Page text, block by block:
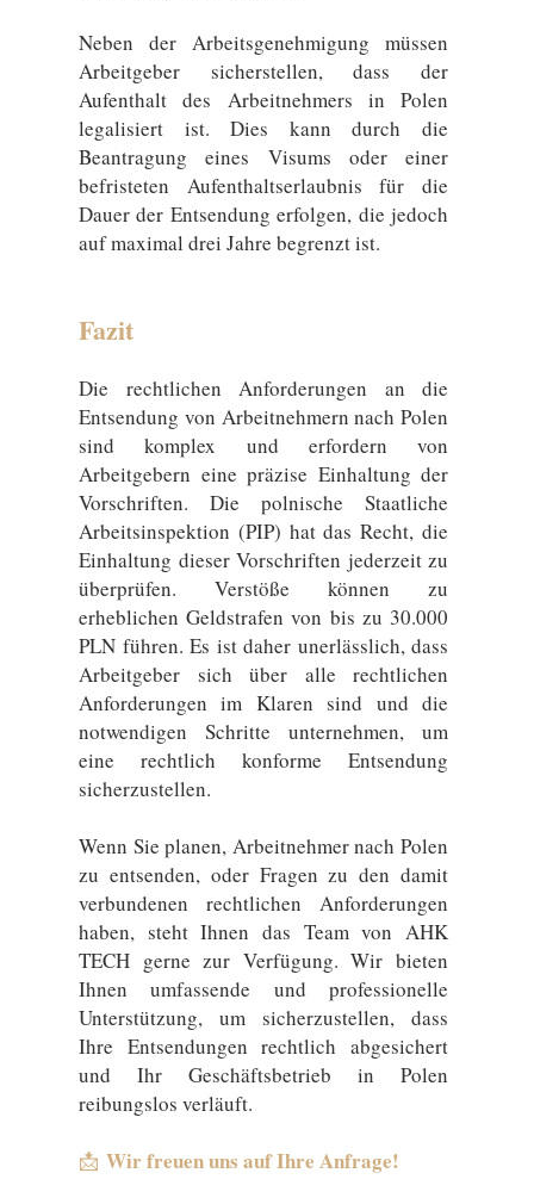
Neben der Arbeitsgenehmigung müssen
Arbeitgeber sicherstellen, dass der
Aufenthalt des Arbeitnehmers in Polen
legalisiert ist. Dies kann durch die
Beantragung eines Visums oder einer
befristeten Aufenthaltserlaubnis für die
Dauer der Entsendung erfolgen, die jedoch
auf maximal drei Jahre begrenzt ist.
Fazit
Die rechtlichen Anforderungen an die
Entsendung von Arbeitnehmern nach Polen
sind komplex und erfordern von
Arbeitgebern eine präzise Einhaltung der
Vorschriften. Die polnische Staatliche
Arbeitsinspektion (PIP) hat das Recht, die
Einhaltung dieser Vorschriften jederzeit zu
überprüfen. Verstöße können zu
erheblichen Geldstrafen von bis zu 30.000
PLN führen. Es ist daher unerlässlich, dass
Arbeitgeber sich über alle rechtlichen
Anforderungen im Klaren sind und die
notwendigen Schritte unternehmen, um
eine rechtlich konforme Entsendung
sicherzustellen.
Wenn Sie planen, Arbeitnehmer nach Polen
zu entsenden, oder Fragen zu den damit
verbundenen rechtlichen Anforderungen
haben, steht Ihnen das Team von AHK
TECH gerne zur Verfügung. Wir bieten
Ihnen umfassende und professionelle
Unterstützung, um sicherzustellen, dass
Ihre Entsendungen rechtlich abgesichert
und Ihr Geschäftsbetrieb in Polen
reibungslos verläuft.
📩 Wir freuen uns auf Ihre Anfrage!